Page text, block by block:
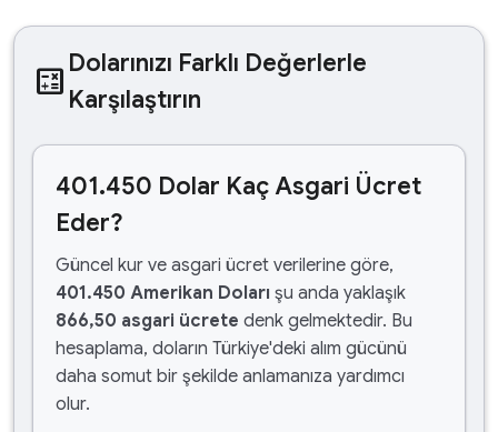
calculate Dolarınızı Farklı Değerlerle
Karşılaştırın
401.450 Dolar Kaç Asgari Ücret
Eder?
Güncel kur ve asgari ücret verilerine göre,
401.450 Amerikan Doları şu anda yaklaşık
866,50 asgari ücrete denk gelmektedir. Bu
hesaplama, doların Türkiye'deki alım gücünü
daha somut bir şekilde anlamanıza yardımcı
olur.